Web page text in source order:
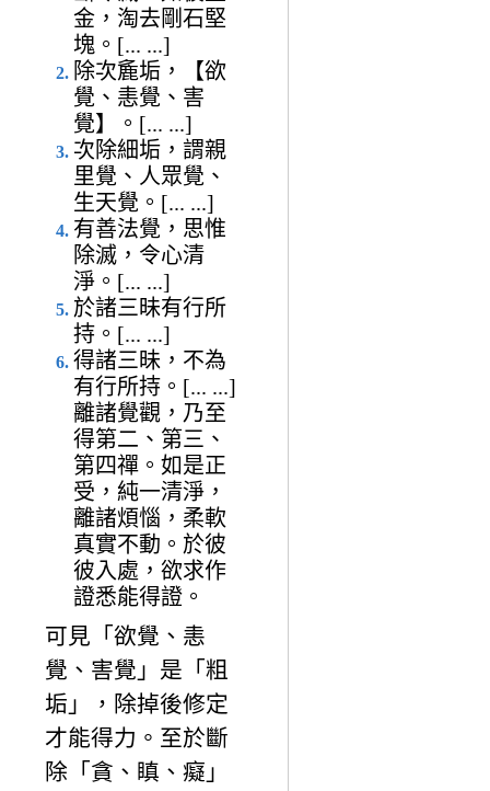
金，淘去剛石堅
塊。[... ...]
除次麁垢，【欲
覺、恚覺、害
覺】。[... ...]
次除細垢，謂親
里覺、人眾覺、
生天覺。[... ...]
有善法覺，思惟
除滅，令心清
淨。[... ...]
於諸三昧有行所
持。[... ...]
得諸三昧，不為
有行所持。[... ...]
離諸覺觀，乃至
得第二、第三、
第四禪。如是正
受，純一清淨，
離諸煩惱，柔軟
真實不動。於彼
彼入處，欲求作
證悉能得證。
可見「欲覺、恚
覺、害覺」是「粗
垢」，除掉後修定
才能得力。至於斷
除「貪、瞋、癡」